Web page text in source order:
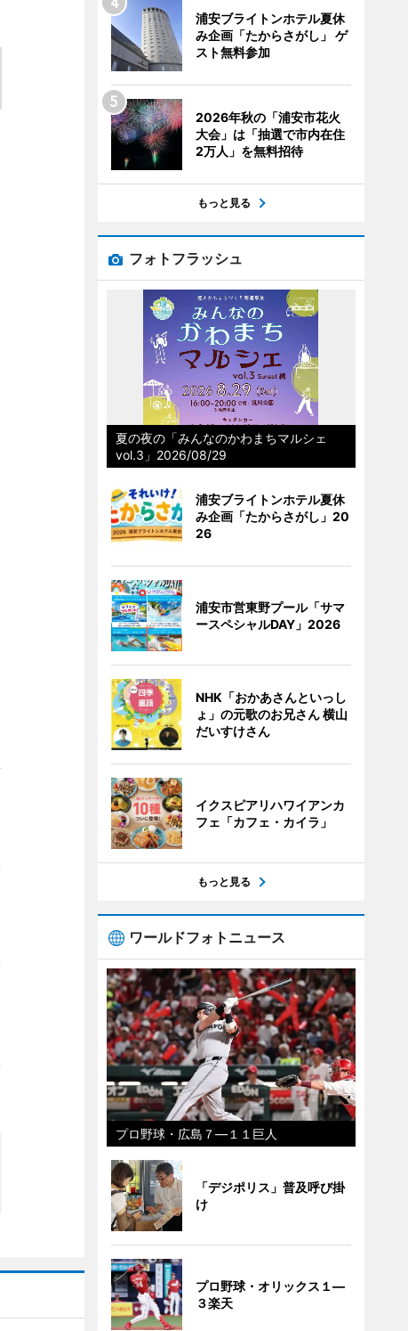
浦安ブライトンホテル夏休
み企画「たからさがし」 ゲ
スト無料参加
2026年秋の「浦安市花火
大会」は「抽選で市内在住
2万人」を無料招待
もっと見る
フォトフラッシュ
夏の夜の「みんなのかわまちマルシェ
vol.3」2026/08/29
浦安ブライトンホテル夏休
み企画「たからさがし」20
26
浦安市営東野プール「サマ
ースペシャルDAY」2026
NHK「おかあさんといっし
ょ」の元歌のお兄さん 横山
だいすけさん
イクスピアリハワイアンカ
フェ「カフェ・カイラ」
もっと見る
ワールドフォトニュース
プロ野球・広島７―１１巨人
「デジポリス」普及呼び掛
け
プロ野球・オリックス１―
３楽天